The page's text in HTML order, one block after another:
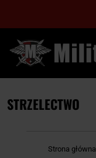
STRZELECTWO
Strona główna